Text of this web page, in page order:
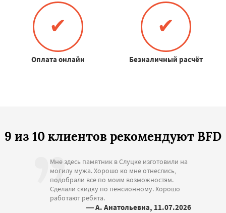
✔
Оплата онлайн
✔
Безналичный расчёт
9 из 10 клиентов рекомендуют BFD
Мне здесь памятник в Слуцке изготовили на
могилу мужа. Хорошо ко мне отнеслись,
подобрали все по моим возможностям.
Сделали скидку по пенсионному. Хорошо
работают ребята.
— А. Анатольевна, 11.07.2026